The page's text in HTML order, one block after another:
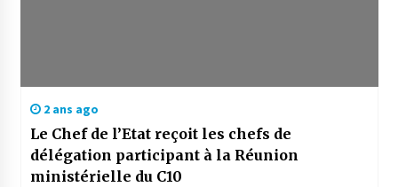
2 ans ago
Le Chef de l’Etat reçoit les chefs de
délégation participant à la Réunion
ministérielle du C10